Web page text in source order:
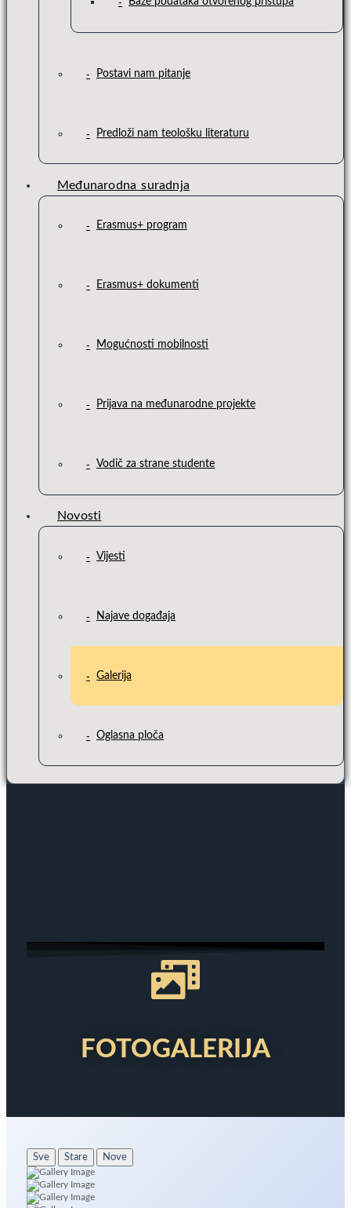
Postavi nam pitanje
Predloži nam teološku literaturu
Međunarodna suradnja
Erasmus+ program
Erasmus+ dokumenti
Mogućnosti mobilnosti
Prijava na međunarodne projekte
Vodič za strane studente
Novosti
Vijesti
Najave događaja
Galerija
Oglasna ploča
FOTOGALERIJA
Sve Stare Nove